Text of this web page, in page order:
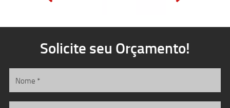
Solicite seu Orçamento!